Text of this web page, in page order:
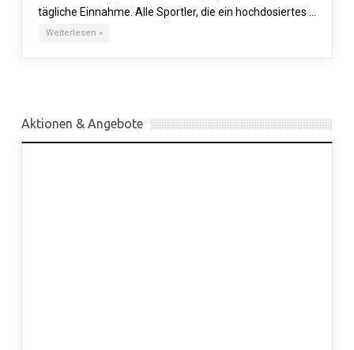
tägliche Einnahme. Alle Sportler, die ein hochdosiertes …
Weiterlesen »
Aktionen & Angebote